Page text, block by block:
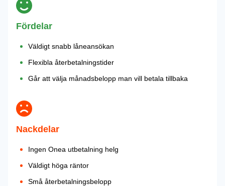
Fördelar
Väldigt snabb låneansökan
Flexibla återbetalningstider
Går att välja månadsbelopp man vill betala tillbaka
Nackdelar
Ingen Onea utbetalning helg
Väldigt höga räntor
Små återbetalningsbelopp